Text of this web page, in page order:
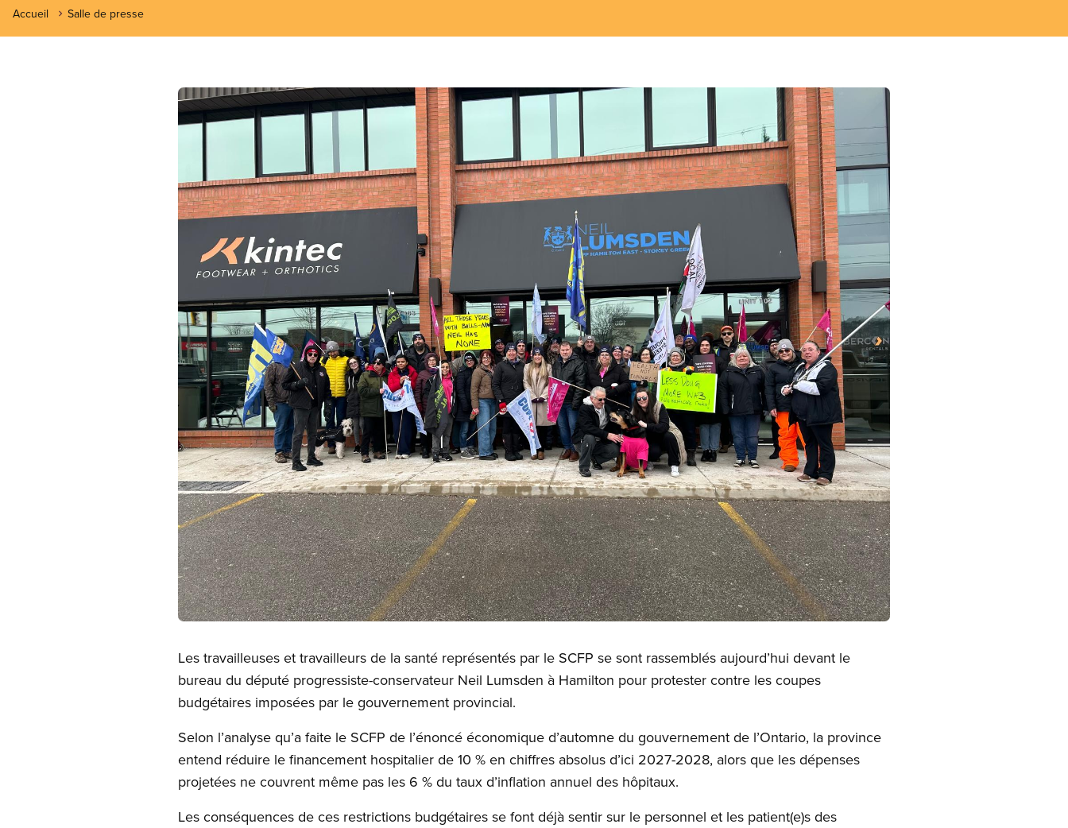
Accueil Salle de presse
Image
Les travailleuses et travailleurs de la santé représentés par le SCFP se sont rassemblés aujourd’hui devant le
bureau du député progressiste-conservateur Neil Lumsden à Hamilton pour protester contre les coupes
budgétaires imposées par le gouvernement provincial.
Selon l’analyse qu’a faite le SCFP de l’énoncé économique d’automne du gouvernement de l’Ontario, la province
entend réduire le financement hospitalier de 10 % en chiffres absolus d’ici 2027-2028, alors que les dépenses
projetées ne couvrent même pas les 6 % du taux d’inflation annuel des hôpitaux.
Les conséquences de ces restrictions budgétaires se font déjà sentir sur le personnel et les patient(e)s des